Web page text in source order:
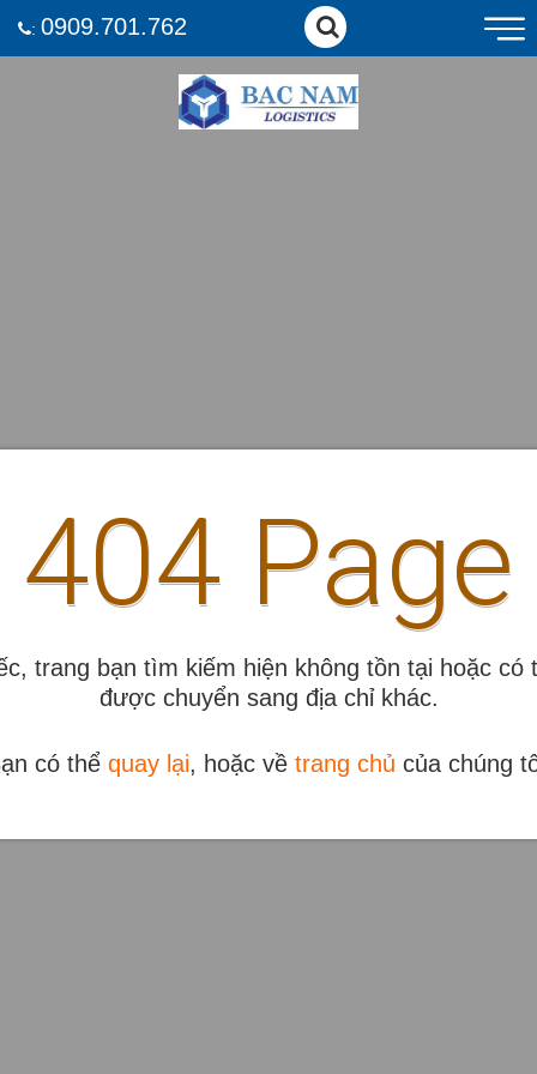
: 0909.701.762
404 Page
trang bạn tìm kiếm hiện không tồn tại hoặc có
được chuyển sang địa chỉ khác.
có thể quay lại, hoặc về trang chủ của chúng